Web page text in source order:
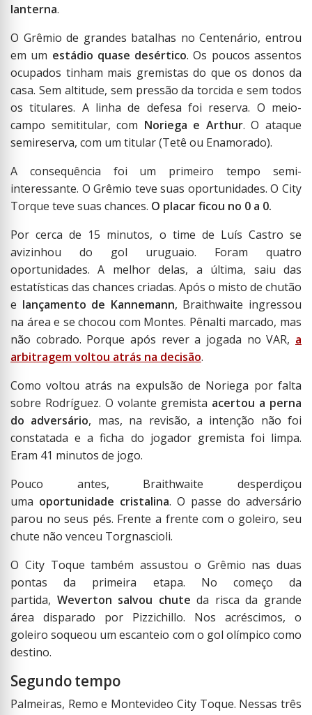
lanterna.
O Grêmio de grandes batalhas no Centenário, entrou
em um estádio quase desértico. Os poucos assentos
ocupados tinham mais gremistas do que os donos da
casa. Sem altitude, sem pressão da torcida e sem todos
os titulares. A linha de defesa foi reserva. O meio-
campo semititular, com Noriega e Arthur. O ataque
semireserva, com um titular (Tetê ou Enamorado).
A consequência foi um primeiro tempo semi-
interessante. O Grêmio teve suas oportunidades. O City
Torque teve suas chances. O placar ficou no 0 a 0.
Por cerca de 15 minutos, o time de Luís Castro se
avizinhou do gol uruguaio. Foram quatro
oportunidades. A melhor delas, a última, saiu das
estatísticas das chances criadas. Após o misto de chutão
e lançamento de Kannemann, Braithwaite ingressou
na área e se chocou com Montes. Pênalti marcado, mas
não cobrado. Porque após rever a jogada no VAR, a
arbitragem voltou atrás na decisão.
Como voltou atrás na expulsão de Noriega por falta
sobre Rodríguez. O volante gremista acertou a perna
do adversário, mas, na revisão, a intenção não foi
constatada e a ficha do jogador gremista foi limpa.
Eram 41 minutos de jogo.
Pouco antes, Braithwaite desperdiçou
uma oportunidade cristalina. O passe do adversário
parou no seus pés. Frente a frente com o goleiro, seu
chute não venceu Torgnascioli.
O City Toque também assustou o Grêmio nas duas
pontas da primeira etapa. No começo da
partida, Weverton salvou chute da risca da grande
área disparado por Pizzichillo. Nos acréscimos, o
goleiro soqueou um escanteio com o gol olímpico como
destino.
Segundo tempo
Palmeiras, Remo e Montevideo City Toque. Nessas três